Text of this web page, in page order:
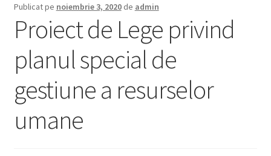
Adeziuni
Știri
Noutăți
Legislație
Publicat pe noiembrie 3, 2020 de admin
Proiect de Lege privind
planul special de
gestiune a resurselor
umane